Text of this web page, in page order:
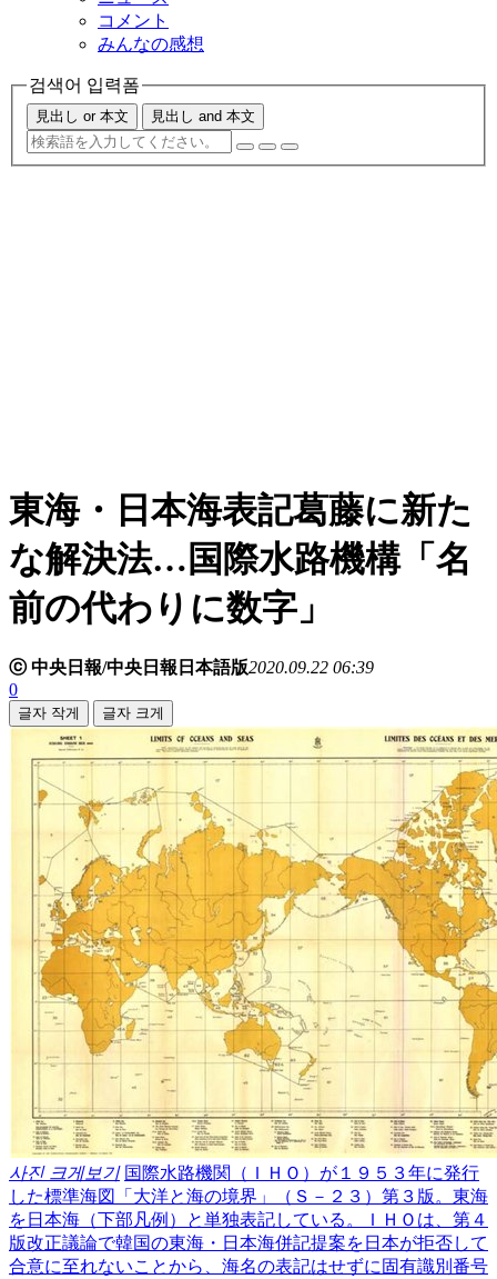
コメント
みんなの感想
검색어 입력폼
見出し or 本文 見出し and 本文
東海・日本海表記葛藤に新た
な解決法…国際水路機構「名
前の代わりに数字」
ⓒ 中央日報/中央日報日本語版2020.09.22 06:39
0
글자 작게 글자 크게
사진 크게보기 国際水路機関（ＩＨＯ）が１９５３年に発行
した標準海図「大洋と海の境界」（Ｓ－２３）第３版。東海
を日本海（下部凡例）と単独表記している。ＩＨＯは、第４
版改正議論で韓国の東海・日本海併記提案を日本が拒否して
合意に至れないことから、海名の表記はせずに固有識別番号